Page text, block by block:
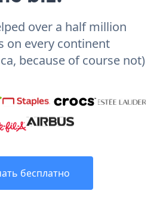
over a half million
on every continent
because of course not)
бесплатно